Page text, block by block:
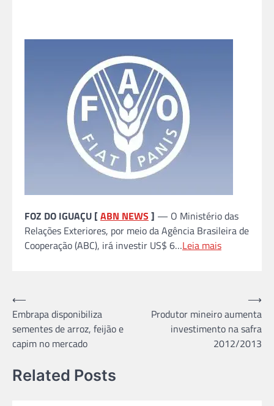
FOZ DO IGUAÇU [ABN NEWS ] — O Ministério das
Relações Exteriores, por meio da Agência Brasileira de
Cooperação (ABC), irá investir US$ 6…Leia mais
Navegação
de
Post
⟵
Embrapa disponibiliza
sementes de arroz, feijão e
capim no mercado
Produtor mineiro aumenta
investimento na safra
2012/2013
⟶
Related Posts